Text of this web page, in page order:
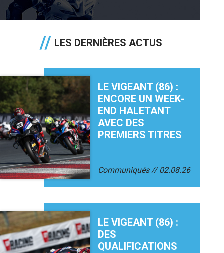
LES DERNIÈRES ACTUS
LE VIGEANT (86) :
ENCORE UN WEEK-
END HALETANT
AVEC DES
PREMIERS TITRES
Communiqués 02.08.26
LE VIGEANT (86) :
DES
QUALIFICATIONS